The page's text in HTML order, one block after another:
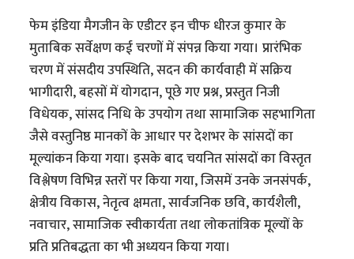
फेम इंडिया मैगजीन के एडीटर इन चीफ धीरज कुमार के
मुताबिक सर्वेक्षण कई चरणों में संपन्न किया गया। प्रारंभिक
चरण में संसदीय उपस्थिति, सदन की कार्यवाही में सक्रिय
भागीदारी, बहसों में योगदान, पूछे गए प्रश्न, प्रस्तुत निजी
विधेयक, सांसद निधि के उपयोग तथा सामाजिक सहभागिता
जैसे वस्तुनिष्ठ मानकों के आधार पर देशभर के सांसदों का
मूल्यांकन किया गया। इसके बाद चयनित सांसदों का विस्तृत
विश्लेषण विभिन्न स्तरों पर किया गया, जिसमें उनके जनसंपर्क,
क्षेत्रीय विकास, नेतृत्व क्षमता, सार्वजनिक छवि, कार्यशैली,
नवाचार, सामाजिक स्वीकार्यता तथा लोकतांत्रिक मूल्यों के
प्रति प्रतिबद्धता का भी अध्ययन किया गया।